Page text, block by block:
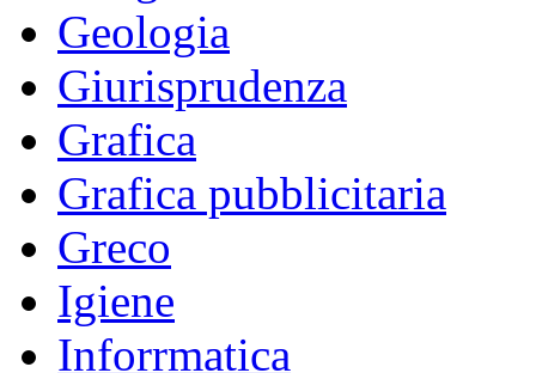
Geologia
Giurisprudenza
Grafica
Grafica pubblicitaria
Greco
Igiene
Inforrmatica